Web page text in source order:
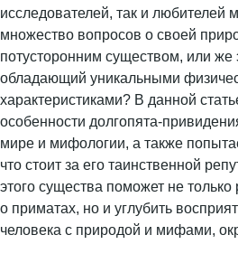
исследователей, так и любителей
множество вопросов о своей
потусторонним существом, или же
обладающий уникальными
характеристиками? В данной
особенности долгопята-
мире и мифологии, а также
что стоит за его таинственной
этого существа поможет не
о приматах, но и углубить
человека с природой и мифами,